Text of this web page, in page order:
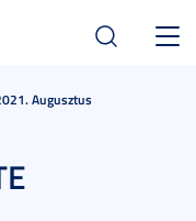
Augusztus